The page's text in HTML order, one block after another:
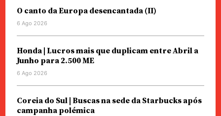
O canto da Europa desencantada (II)
6 Ago 2026
Honda | Lucros mais que duplicam entre Abril a
Junho para 2.500 ME
6 Ago 2026
Coreia do Sul | Buscas na sede da Starbucks após
campanha polémica